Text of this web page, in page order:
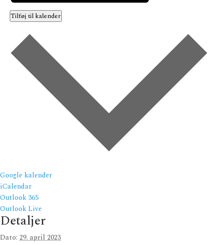
Tilføj til kalender
Google kalender
iCalendar
Outlook 365
Outlook Live
Detaljer
Dato: 29. april 2023